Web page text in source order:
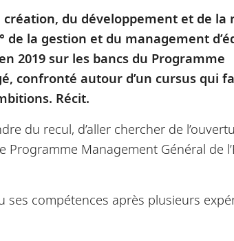
du développement et de la
la gestion et du management
2019 sur les bancs du Programme
confronté autour d’un cursus qui
Récit.
du recul, d’aller chercher de
Management Général de
compétences après plusieurs